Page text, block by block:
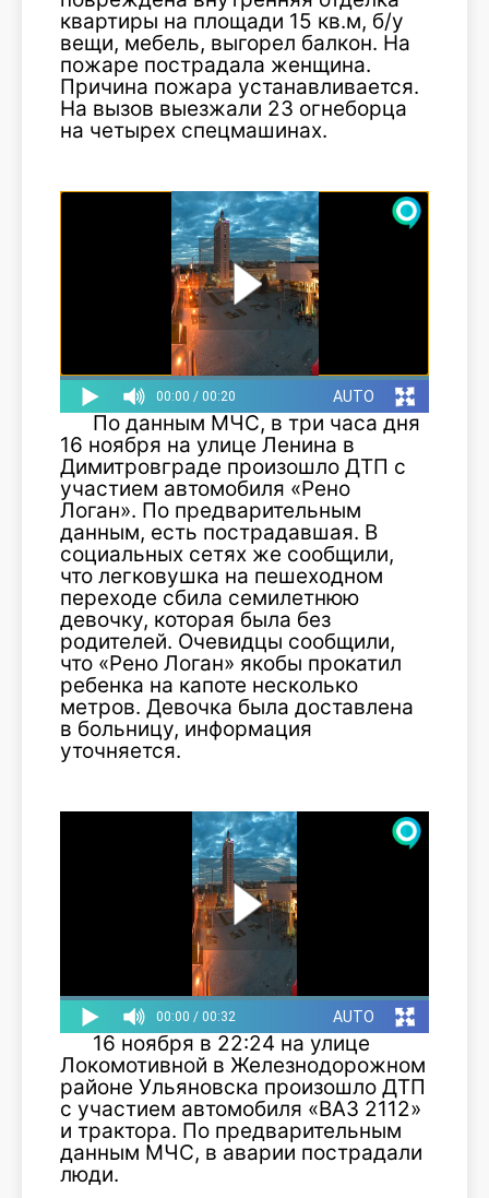
квартиры на площади 15 кв.м, б/у
вещи, мебель, выгорел балкон. На
пожаре пострадала женщина.
Причина пожара устанавливается.
На вызов выезжали 23 огнеборца
на четырех спецмашинах.
По данным МЧС, в три часа дня
16 ноября на улице Ленина в
Димитровграде произошло ДТП с
участием автомобиля «Рено
Логан». По предварительным
данным, есть пострадавшая. В
социальных сетях же сообщили,
что легковушка на пешеходном
переходе сбила семилетнюю
девочку, которая была без
родителей. Очевидцы сообщили,
что «Рено Логан» якобы прокатил
ребенка на капоте несколько
метров. Девочка была доставлена
в больницу, информация
уточняется.
16 ноября в 22:24 на улице
Локомотивной в Железнодорожном
районе Ульяновска произошло ДТП
с участием автомобиля «ВАЗ 2112»
и трактора. По предварительным
данным МЧС, в аварии пострадали
люди.